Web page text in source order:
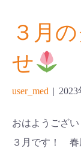
３月
せ
user_med | 2023
おはようござい
３月です！ 春